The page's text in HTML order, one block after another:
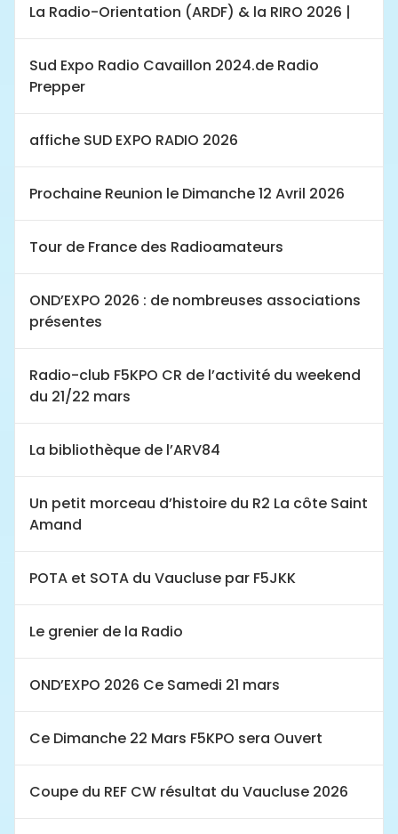
La Radio-Orientation (ARDF) & la RIRO 2026 |
Sud Expo Radio Cavaillon 2024.de Radio
Prepper
affiche SUD EXPO RADIO 2026
Prochaine Reunion le Dimanche 12 Avril 2026
Tour de France des Radioamateurs
OND’EXPO 2026 : de nombreuses associations
présentes
Radio-club F5KPO CR de l’activité du weekend
du 21/22 mars
La bibliothèque de l’ARV84
Un petit morceau d’histoire du R2 La côte Saint
Amand
POTA et SOTA du Vaucluse par F5JKK
Le grenier de la Radio
OND’EXPO 2026 Ce Samedi 21 mars
Ce Dimanche 22 Mars F5KPO sera Ouvert
Coupe du REF CW résultat du Vaucluse 2026